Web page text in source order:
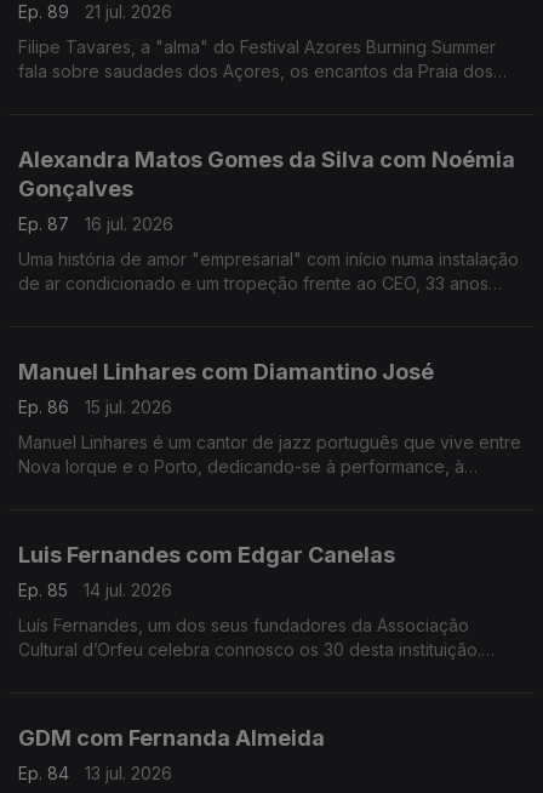
Ep. 89
21 jul. 2026
Filipe Tavares, a "alma" do Festival Azores Burning Summer
fala sobre saudades dos Açores, os encantos da Praia dos
Alexandra Matos Gomes da Silva com Noémia
Gonçalves
Ep. 87
16 jul. 2026
Uma história de amor "empresarial" com início numa instalação
de ar condicionado e um tropeção frente ao CEO, 33 anos
Manuel Linhares com Diamantino José
Ep. 86
15 jul. 2026
Manuel Linhares é um cantor de jazz português que vive entre
Nova Iorque e o Porto, dedicando-se à performance, à
Luis Fernandes com Edgar Canelas
Ep. 85
14 jul. 2026
Luís Fernandes, um dos seus fundadores da Associação
Cultural d’Orfeu celebra connosco os 30 desta instituição.
GDM com Fernanda Almeida
Ep. 84
13 jul. 2026